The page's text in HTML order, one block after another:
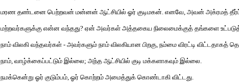
மரண தண்டனை பெற்றவன் மன்னன் ஆட்சியில் ஓர் குடிமகன். எனவே, அவன் அக்ரமத்
மற்றவர்களுக்கு என்ன வந்தது? ஏன் அவர்கள் அத்தகைய நிலைமைக்குத் தங்களை
நாம் விலகி வந்தவர்கள் - அவர்களும் நாம் விலகியான பிறகு, நம்மை விரட்டி விட்டதாகத்
நாம், வாழ்க்கைப்பட்டும் இல்லை; அந்த ஆட்சியில் குடி மக்களாகவும் இல்லை.
நமக்கென்று ஓர் குடும்பம், ஓர் கொற்றம் அமைத்துக் கொண்டாகி விட்டது.